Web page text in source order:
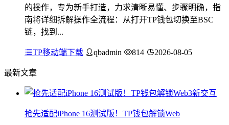
的操作，专为新手打造，力求清晰易懂、步骤明确，指
南将详细拆解操作全流程：从打开TP钱包切换至BSC
链，找到...
TP移动端下载 qbadmin 814 2026-08-05
最新文章
抢先适配iPhone 16测试版！TP钱包解锁Web